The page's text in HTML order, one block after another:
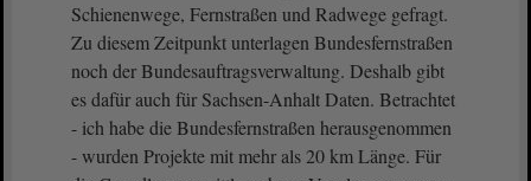
Schienenwege, Fernstraßen und Radwege gefragt.
Zu diesem Zeitpunkt unterlagen Bundesfernstraßen
noch der Bundesauftragsverwaltung. Deshalb gibt
es dafür auch für Sachsen-Anhalt Daten. Betrachtet
- ich habe die Bundesfernstraßen herausgenommen
- wurden Projekte mit mehr als 20 km Länge. Für